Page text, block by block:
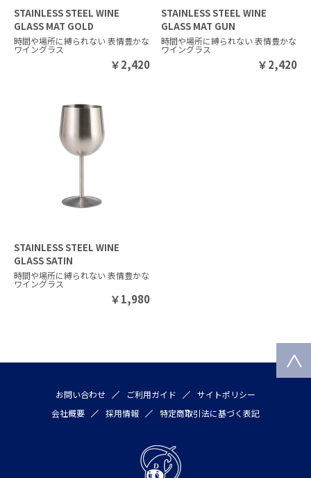
STAINLESS STEEL WINE
GLASS MAT GOLD
時間や場所に縛られない 表情豊かな
ワイングラス
￥2,420
STAINLESS STEEL WINE
GLASS MAT GUN
時間や場所に縛られない 表情豊かな
ワイングラス
￥2,420
STAINLESS STEEL WINE
GLASS SATIN
時間や場所に縛られない 表情豊かな
ワイングラス
￥1,980
お問い合わせ ご利用ガイド
サイトポリシー
会社概要
採用情報 特定商取引法に基づく表記